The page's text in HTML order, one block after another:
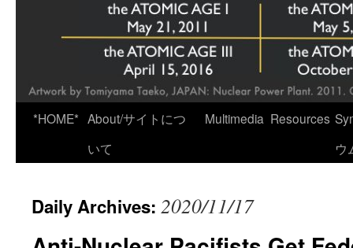
*HOME* About/サイトにつ
いて
Multimedia Resources
ウ
Daily Archives: 2020/11/17